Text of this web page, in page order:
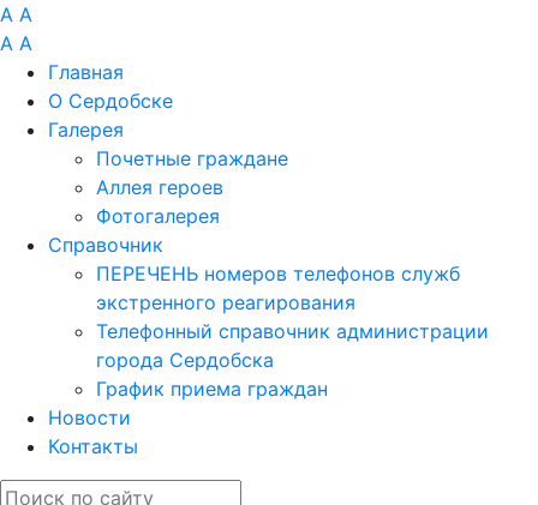
A A
A A
Главная
О Сердобске
Галерея
Почетные граждане
Аллея героев
Фотогалерея
Справочник
ПЕРЕЧЕНЬ номеров телефонов служб
экстренного реагирования
Телефонный справочник администрации
города Сердобска
График приема граждан
Новости
Контакты